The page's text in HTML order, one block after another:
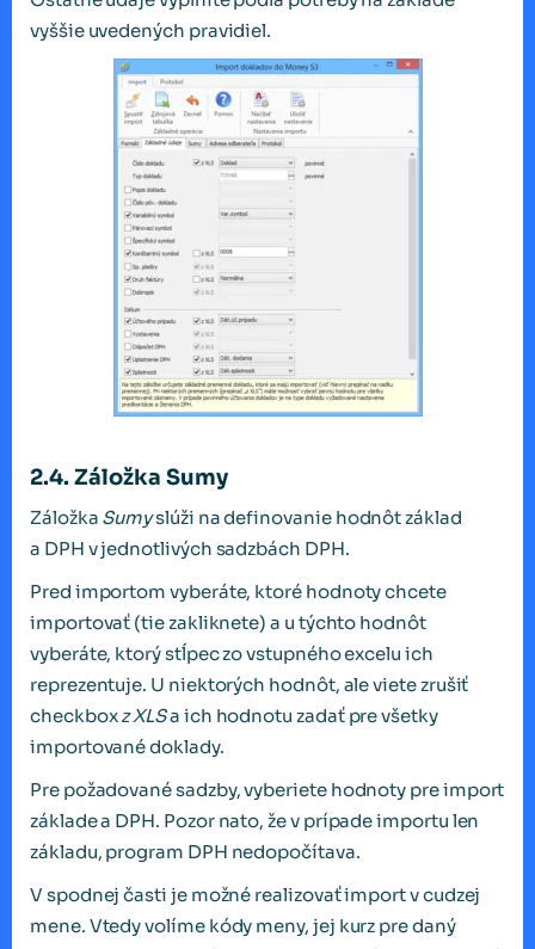
vyššie uvedených pravidiel.
2.4. Záložka Sumy
Záložka Sumyslúži na definovanie hodnôt základ
a DPH v jednotlivých sadzbách DPH.
Pred importom vyberáte, ktoré hodnoty chcete
importovať (tie zakliknete) a u týchto hodnôt
vyberáte, ktorý stĺpec zo vstupného excelu ich
reprezentuje. U niektorých hodnôt, ale viete zrušiť
checkboxz XLSa ich hodnotu zadať pre všetky
importované doklady.
Pre požadované sadzby, vyberiete hodnoty pre import
základe a DPH. Pozor nato, že v prípade importu len
základu, program DPH nedopočítava.
V spodnej časti je možné realizovať import v cudzej
mene. Vtedy volíme kódy meny, jej kurz pre daný